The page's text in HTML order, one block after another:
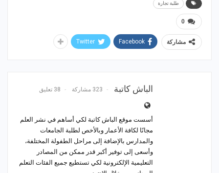
طلبة تجارة
0
مشاركة Facebook
Twitter
الباش كاتبة 323 مشاركة 38 تعليق
أسست موقع الباش كاتبة لكي أساهم في نشر العلم
مجانًا لكافة الأعمار وبالأخص لطلبة الجامعات
والمدارس بالإضافة إلى مراحل الطفولة المختلفة،
وأسعى إلى توفير أكبر قدر ممكن من المصادر
التعليمية الإلكترونية لكي تستطيع جميع الفئات التعلم